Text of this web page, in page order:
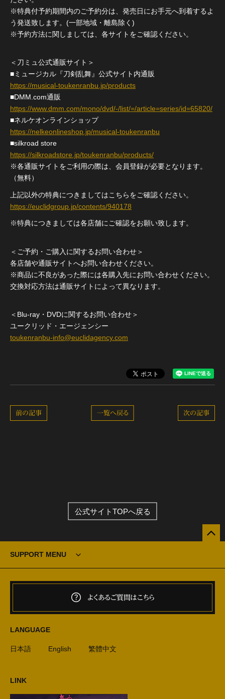
※特典付予約期間内のご予約分は、発売日にお手元へ到着するよ
う発送致します。(一部地域・離島除く)
※予約方法に関しましては、各サイトをご確認ください。
＜刀ミュ公式通販サイト＞
■ミュージカル『刀剣乱舞』公式サイト内通販
https://musical-toukenranbu.jp/products
■DMM.com通販
https://www.dmm.com/mono/dvd/-/list/=/article=series/id=65820/
■ネルケオンラインショップ
https://nelkeonlineshop.jp/musical-toukenranbu
■silkroad store
https://silkroadstore.jp/toukenranbu/products/
※各通販サイトをご利用の際は、会員登録が必要となります。
（無料）
上記以外の特典につきましてはこちらをご確認ください。
https://euclidgroup.jp/contents/940178
※特典につきましては各店舗にご確認をお願い致します。
＜ご予約・ご購入に関するお問い合わせ＞
各店舗や通販サイトへお問い合わせください。
※商品に不良があった際には各購入先にお問い合わせください。
交換対応方法は通販サイトによって異なります。
＜Blu-ray・DVDに関するお問い合わせ＞
ユークリッド・エージェンシー
toukenranbu-info@euclidagency.com
次の記事
一覧へ戻る
前の記事
公式サイトTOPへ戻る
SUPPORT MENU
よくあるご質問はこちら
LANGUAGE
日本語 English 繁體中文
LINK